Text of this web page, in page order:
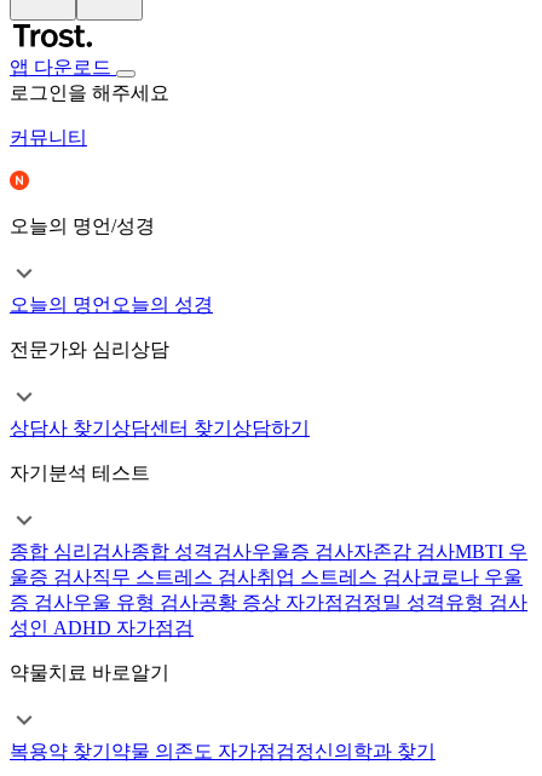
앱 다운로드
로그인을 해주세요
커뮤니티
오늘의 명언/성경
오늘의 명언 오늘의 성경
전문가와 심리상담
상담사 찾기 상담센터 찾기 상담하기
자기분석 테스트
종합 심리검사종합 성격검사우울증 검사자존감 검사MBTI 우
울증 검사직무 스트레스 검사취업 스트레스 검사코로나 우울
증 검사우울 유형 검사공황 증상 자가점검정밀 성격유형 검사
성인 ADHD 자가점검
약물치료 바로알기
복용약 찾기 약물 의존도 자가점검정신의학과 찾기